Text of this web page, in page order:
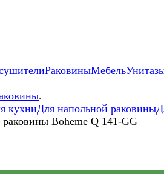
РаковиныМебель
кухниДля напольной раковины
раковины Boheme Q 141-GG